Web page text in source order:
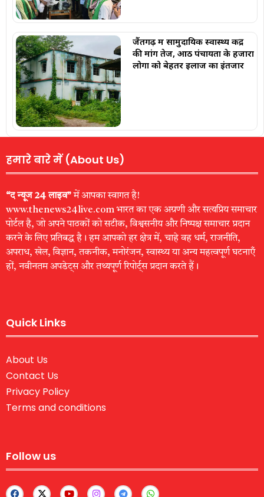
जैंतगढ़ में सामुदायिक स्वास्थ्य केंद्र
की मांग तेज, आठ पंचायतों के हजारों
लोगों को बेहतर इलाज का इंतजार
हमारे बारे में (About Us)
“द न्यूज 24 लाइव”में आपका स्वागत है!
www.thenews24live.com भारत का एक अग्रणी और सत्यप्रिय समाचार
पोर्टल है, जो अपने पाठकों को सटीक, विश्वसनीय और निष्पक्ष समाचार प्रदान
करने के लिए प्रतिबद्ध है। हम आपको हर क्षेत्र में, चाहे वह धर्म, राजनीति,
अपराध, खेल, विज्ञान, तकनीक, मनोरंजन, स्वास्थ्य या अन्य महत्वपूर्ण घटनाएँ
हों, नवीनतम अपडेट्स और तथ्यपूर्ण रिपोर्ट्स प्रदान करते हैं।
Quick Links
About Us
Contact Us
Privacy Policy
Terms and conditions
Follow us